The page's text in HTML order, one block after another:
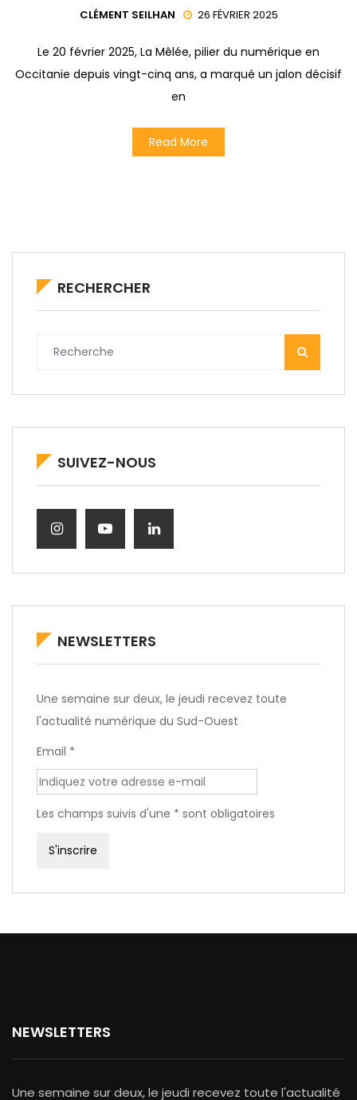
CLÉMENT SEILHAN 26 FÉVRIER 2025
Le 20 février 2025, La Mêlée, pilier du numérique en
Occitanie depuis vingt-cinq ans, a marqué un jalon décisif
en
Read More
RECHERCHER
SUIVEZ-NOUS
NEWSLETTERS
Une semaine sur deux, le jeudi recevez toute
l'actualité numérique du Sud-Ouest
Email *
Les champs suivis d'une * sont obligatoires
NEWSLETTERS
Une semaine sur deux, le jeudi recevez toute l'actualité